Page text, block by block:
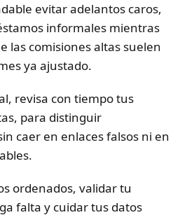
evitar adelantos caros,
informales mientras
las comisiones altas suelen
ya ajustado.
revisa con tiempo tus
para distinguir
caer en enlaces falsos ni en
ordenados, validar tu
falta y cuidar tus datos